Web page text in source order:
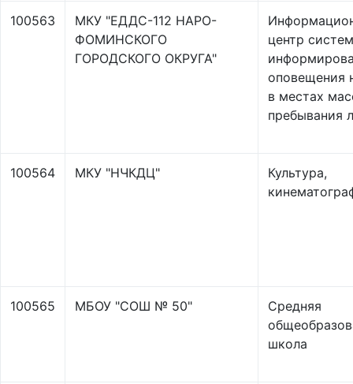
100563
МКУ "ЕДДС-112 НАРО-
ФОМИНСКОГО
ГОРОДСКОГО ОКРУГА"
центр
оповещения
в местах
пребывания
100564 МКУ "НЧКДЦ"
Культура,
100565 МБОУ "СОШ № 50"
Средняя
школа